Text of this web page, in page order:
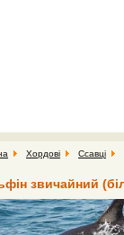
Хордові Ссавці
звичайний